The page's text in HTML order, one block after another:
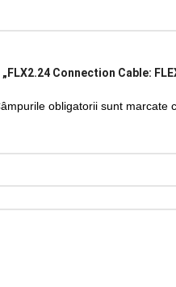
Connection Cable:
obligatorii sunt marcate